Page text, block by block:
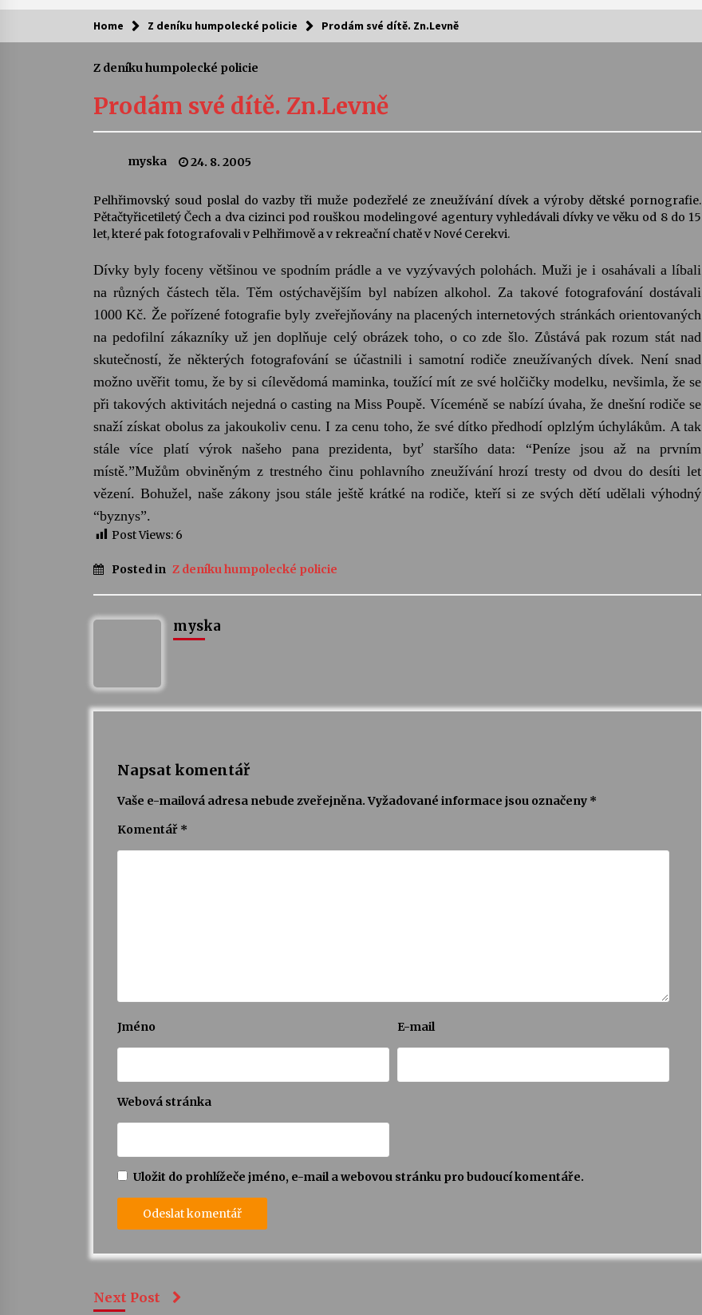
Kam za kulturou?
Camerata a Sukuba Ensemble
4. 8. 2026
Pozvánka na integrační festival
Quijotova šedesátka: 28. 7.–1. 8.
28. 7. 2026
Letní koncerty ve Stromovce: Rufus
22. 7. 2026
Vysočinka
Želivě ožije odkaz Josefa Čapka
13. 7. 2026
Klášteře Želiv
3. 7. 2026
Home Z deníku humpolecké policie Prodám své dítě. Zn.Levně
Z deníku humpolecké policie
Prodám své dítě. Zn.Levně
myska 24. 8. 2005
Pelhřimovský soud poslal do vazby tři muže podezřelé ze zneužívání dívek a výroby dětské pornografie.
Pětačtyřicetiletý Čech a dva cizinci pod rouškou modelingové agentury vyhledávali dívky ve věku od 8 do 15
let, které pak fotografovali v Pelhřimově a v rekreační chatě v Nové Cerekvi.
Dívky byly foceny většinou ve spodním prádle a ve vyzývavých polohách. Muži je i osahávali a líbali
na různých částech těla. Těm ostýchavějším byl nabízen alkohol. Za takové fotografování dostávali
1000 Kč. Že pořízené fotografie byly zveřejňovány na placených internetových stránkách orientovaných
na pedofilní zákazníky už jen doplňuje celý obrázek toho, o co zde šlo. Zůstává pak rozum stát nad
skutečností, že některých fotografování se účastnili i samotní rodiče zneužívaných dívek. Není snad
možno uvěřit tomu, že by si cílevědomá maminka, toužící mít ze své holčičky modelku, nevšimla, že se
při takových aktivitách nejedná o casting na Miss Poupě. Víceméně se nabízí úvaha, že dnešní rodiče se
snaží získat obolus za jakoukoliv cenu. I za cenu toho, že své dítko předhodí oplzlým úchylákům. A tak
stále více platí výrok našeho pana prezidenta, byť staršího data: “Peníze jsou až na prvním
místě.”Mužům obviněným z trestného činu pohlavního zneužívání hrozí tresty od dvou do desíti let
vězení. Bohužel, naše zákony jsou stále ještě krátké na rodiče, kteří si ze svých dětí udělali výhodný
“byznys”.
Post Views: 6
Posted in Z deníku humpolecké policie
myska
Napsat komentář
Vaše e-mailová adresa nebude zveřejněna. Vyžadované informace jsou označeny *
Komentář *
Jméno E-mail
Webová stránka
Uložit do prohlížeče jméno, e-mail a webovou stránku pro budoucí komentáře.
Next Post